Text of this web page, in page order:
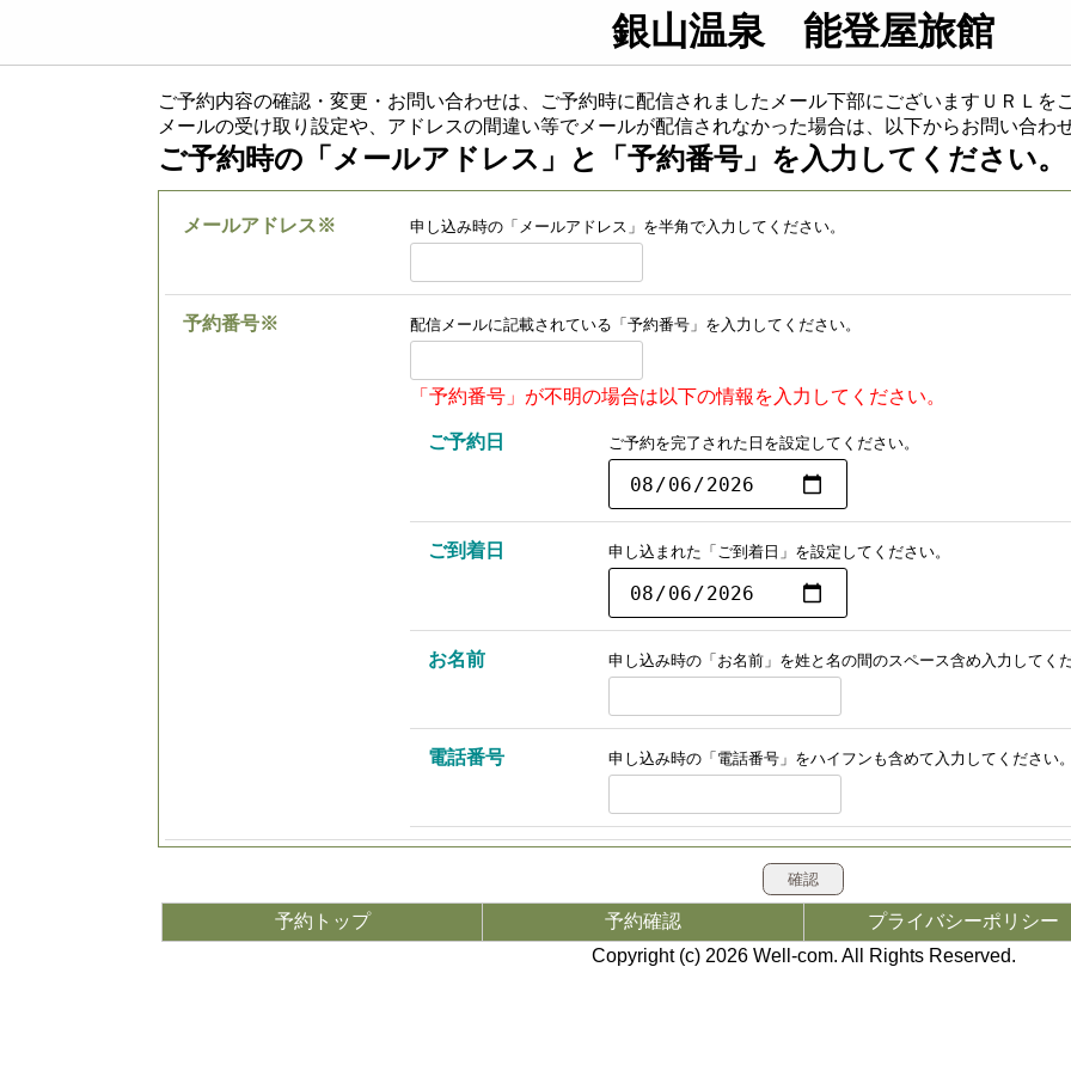
銀山温泉 能登屋旅館
ご予約内容の確認・変更・お問い合わせは、ご予約時に配信されましたメール下部にございますＵＲＬを
メールの受け取り設定や、アドレスの間違い等でメールが配信されなかった場合は、以下からお問い合わ
ご予約時の「メールアドレス」と「予約番号」を入力してください。
メールアドレス※ 申し込み時の「メールアドレス」を半角で入力してください。
予約番号※ 配信メールに記載されている「予約番号」を入力してください。
「予約番号」が不明の場合は以下の情報を入力してください。
ご予約日 ご予約を完了された日を設定してください。
ご到着日 申し込まれた「ご到着日」を設定してください。
お名前 申し込み時の「お名前」を姓と名の間のスペース含め入力してくだ
電話番号 申し込み時の「電話番号」をハイフンも含めて入力してください。
予約トップ 予約確認 プライバシーポリシー
Copyright (c) 2026 Well-com. All Rights Reserved.